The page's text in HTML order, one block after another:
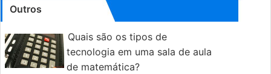
Outros
Quais são os tipos de
tecnologia em uma sala de aula
de matemática?